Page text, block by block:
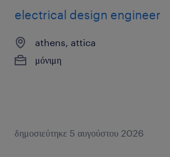
electrical design engineer
athens, attica
μόνιμη
δημοσιεύτηκε 5 αυγούστου 2026